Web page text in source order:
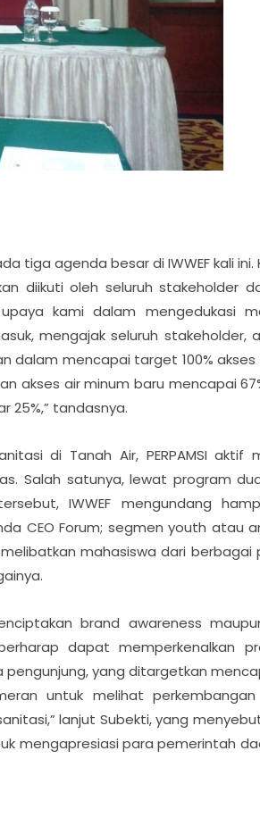
tiga agenda besar di IWWEF kali
diikuti oleh seluruh stakeholder
kami dalam mengedukasi
mengajak seluruh stakeholder,
dalam mencapai target 100% akses
akses air minum baru mencapai
25%,” tandasnya.
di Tanah Air, PERPAMSI aktif
Salah satunya, lewat program
IWWEF mengundang
CEO Forum; segmen youth atau
mahasiswa dari berbagai
brand awareness
dapat memperkenalkan
yang ditargetkan
untuk melihat perkembangan
lanjut Subekti, yang
mengapresiasi para pemerintah